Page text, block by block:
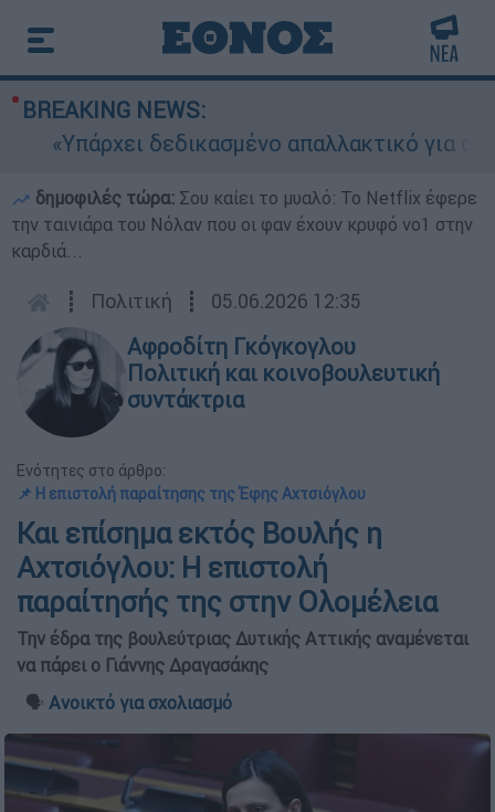
BREAKING NEWS:
«Υπάρχει δεδικασμένο απαλλακτικό για
δημοφιλές τώρα: Σου καίει το μυαλό: Το Netflix έφερε
την ταινιάρα του Νόλαν που οι φαν έχουν κρυφό νο1 στην
καρδιά...
┋ Πολιτική ┋ 05.06.2026 12:35
Αφροδίτη Γκόγκογλου
Πολιτική και κοινοβουλευτική
συντάκτρια
Ενότητες στο άρθρο:
📌 Η επιστολή παραίτησης της Έφης Αχτσιόγλου
Και επίσημα εκτός Βουλής η
Αχτσιόγλου: Η επιστολή
παραίτησής της στην Ολομέλεια
Την έδρα της βουλεύτριας Δυτικής Αττικής αναμένεται
να πάρει ο Γιάννης Δραγασάκης
🗣️ Ανοικτό για σχολιασμό